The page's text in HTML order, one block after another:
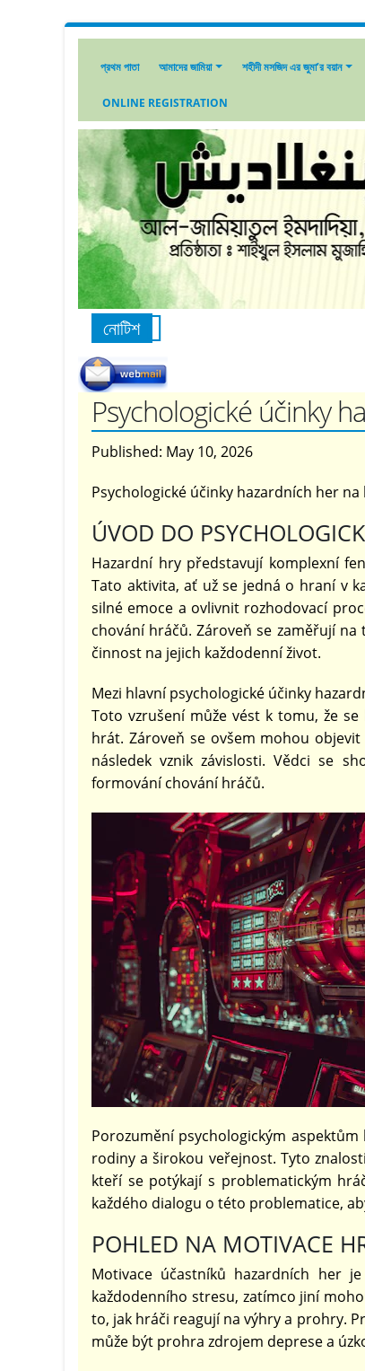
প্রথম পাতা আমাদের জামিয়া শহীদী মসজিদ এর জুমা’র বয়ান
ONLINE REGISTRATION
নোটিশ
Psychologické účinky
Published: May 10, 2026
Psychologické účinky hazardních her
ÚVOD DO
Hazardní hry představují komplexní
Tato aktivita, ať už se jedná o hraní v
silné emoce a ovlivnit rozhodovací
chování hráčů. Zároveň se zaměřují
činnost na jejich každodenní život.
Mezi hlavní psychologické účinky
Toto vzrušení může vést k tomu, že
hrát. Zároveň se ovšem mohou
následek vznik závislosti. Vědci se
formování chování hráčů.
Porozumění psychologickým
rodiny a širokou veřejnost. Tyto
kteří se potýkají s problematickým
každého dialogu o této problematice,
POHLED NA MOTIVACE
Motivace účastníků hazardních her
každodenního stresu, zatímco jiní
to, jak hráči reagují na výhry a prohry.
může být prohra zdrojem deprese a